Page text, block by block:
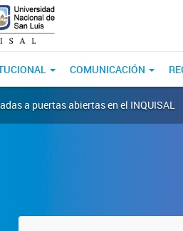
COMUNICACIÓN
a puertas abiertas en el INQUISAL